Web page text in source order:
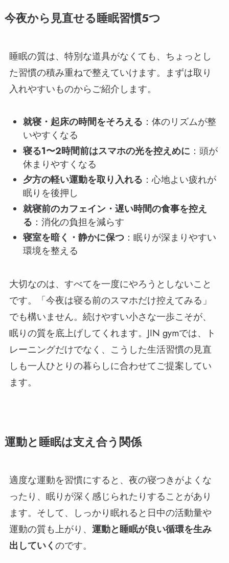
今夜から見直せる睡眠習慣5つ
睡眠の質は、特別な道具がなくても、ちょっとし
た習慣の積み重ねで整えていけます。まずは取り
入れやすいものからご紹介します。
就寝・起床の時間をそろえる ：体のリズムが整
いやすくなる
寝る1〜2時間前はスマホの光を控えめに ：頭が
休まりやすくなる
夕方の軽い運動を取り入れる ：心地よい疲れが
眠りを後押し
就寝前のカフェイン・遅い時間の食事を控え
る ：消化の負担を減らす
寝室を暗く・静かに保つ：眠りが深まりやすい
環境を整える
大切なのは、すべてを一度にやろうとしないこと
です。「今夜は寝る前のスマホだけ控えてみる」
でも構いません。続けやすい小さな一歩こそが、
眠りの質を底上げしてくれます。JIN gymでは、ト
レーニングだけでなく、こうした生活習慣の見直
しも一人ひとりの暮らしに合わせてご提案してい
ます。
運動と睡眠は支え合う関係
適度な運動を習慣にすると、夜の寝つきがよくな
ったり、眠りが深く感じられたりすることがあり
ます。そして、しっかり眠れると日中の活動量や
運動の質も上がり、 運動と睡眠が良い循環を生み
出していくのです。